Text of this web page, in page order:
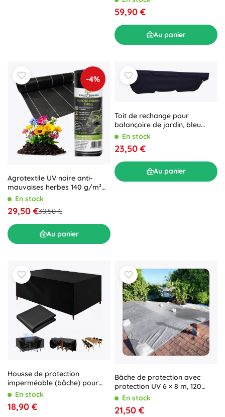
59,90 €
Au panier
-4%
Agrotextile UV noire anti-
mauvaises herbes 140 g/m²
1,6 × 50 m
En stock
29,50 €30,50 €
Au panier
Toit de rechange pour
balançoire de jardin, bleu
foncé
En stock
23,50 €
Au panier
Housse de protection
imperméable (bâche) pour
mobilier de jardin et table de
En stock
18,90 €
Bâche de protection avec
protection UV 6 × 8 m, 120
g/m² – universelle, robuste,
En stock
21,50 €